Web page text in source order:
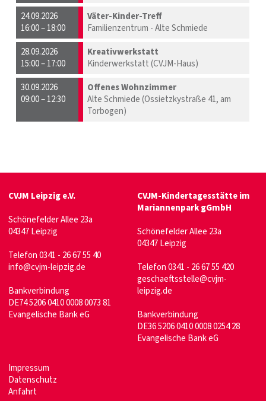
24.09.2026
16:00 – 18:00
Väter-Kinder-Treff
Familienzentrum - Alte Schmiede
28.09.2026
15:00 – 17:00
Kreativwerkstatt
Kinderwerkstatt (CVJM-Haus)
30.09.2026
09:00 – 12:30
Offenes Wohnzimmer
Alte Schmiede (Ossietzkystraße 41, am
Torbogen)
CVJM Leipzig e.V.
Schönefelder Allee 23a
04347 Leipzig
Telefon 0341 - 26 67 55 40
info@cvjm-leipzig.de
Bankverbindung
DE74 5206 0410 0008 0073 81
Evangelische Bank eG
CVJM-Kindertagesstätte im
Mariannenpark gGmbH
Schönefelder Allee 23a
04347 Leipzig
Telefon 0341 - 26 67 55 420
geschaeftsstelle@cvjm-
leipzig.de
Bankverbindung
DE36 5206 0410 0008 0254 28
Evangelische Bank eG
Impressum
Datenschutz
Anfahrt